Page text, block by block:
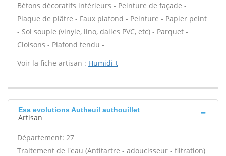
Bétons décoratifs intérieurs - Peinture de façade -
Plaque de plâtre - Faux plafond - Peinture - Papier peint
- Sol souple (vinyle, lino, dalles PVC, etc) - Parquet -
Cloisons - Plafond tendu -
Voir la fiche artisan : Humidi-t
Esa evolutions Autheuil authouillet
Artisan
Département: 27
Traitement de l'eau (Antitartre - adoucisseur - filtration)